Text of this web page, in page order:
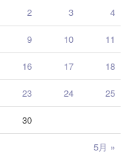
5月 »
2 3 4
9 10 11
16 17 18
23 24 25
30